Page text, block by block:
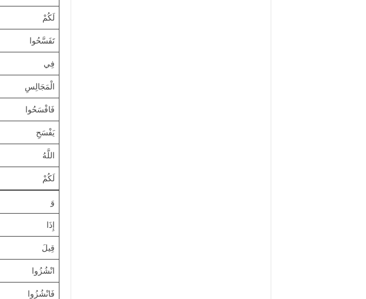
لَكُمْ
تَفَسَّحُوا
فِي
الْمَجَالِسِ
فَافْسَحُوا
يَفْسَحِ
اللَّهُ
لَكُمْ
وَ
إِذَا
قِيلَ
انْشُزُوا
فَانْشُزُوا